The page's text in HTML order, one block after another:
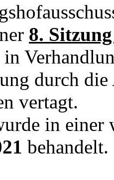
8.
durch
vertagt.
in einer
behandelt.